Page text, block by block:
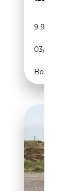
9 900 km
03/2017
Boîte